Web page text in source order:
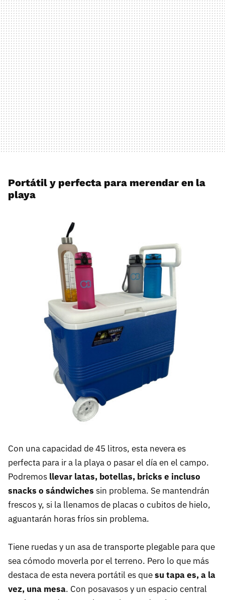
Portátil y perfecta para merendar en la
playa
Con una capacidad de 45 litros, esta nevera es
perfecta para ir a la playa o pasar el día en el campo.
Podremos llevar latas, botellas, bricks e incluso
snacks o sándwiches sin problema. Se mantendrán
frescos y, si la llenamos de placas o cubitos de hielo,
aguantarán horas fríos sin problema.
Tiene ruedas y un asa de transporte plegable para que
sea cómodo moverla por el terreno. Pero lo que más
destaca de esta nevera portátil es quesu tapa es, a la
vez, una mesa. Con posavasos y un espacio central